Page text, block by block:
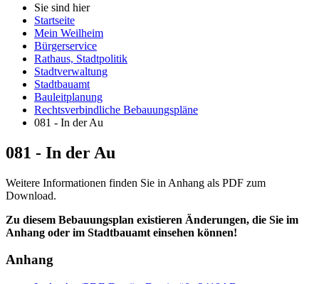
Sie sind hier
Startseite
Mein Weilheim
Bürgerservice
Rathaus, Stadtpolitik
Stadtverwaltung
Stadtbauamt
Bauleitplanung
Rechtsverbindliche Bebauungspläne
081 - In der Au
081 - In der Au
Weitere Informationen finden Sie in Anhang als PDF zum
Download.
Zu diesem Bebauungsplan existieren Änderungen, die Sie im
Anhang oder im Stadtbauamt einsehen können!
Anhang